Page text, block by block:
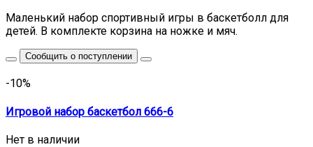
Маленький набор спортивный игры в баскетболл для
детей. В комплекте корзина на ножке и мяч.
Сообщить о поступлении
-10%
Игровой набор баскетбол 666-6
Нет в наличии